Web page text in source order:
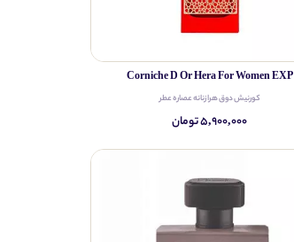
Corniche D Or Hera For Women EXP
کورنیش دوق هرا زنانه عصاره عطر
۵,۹۰۰,۰۰۰ تومان